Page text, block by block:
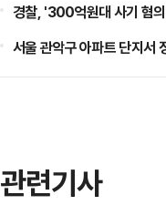
경찰, '300억원대 사기 혐
서울 관악구 아파트 단지
관련기사